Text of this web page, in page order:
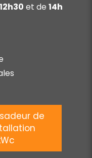
12h30 et de 14h
de